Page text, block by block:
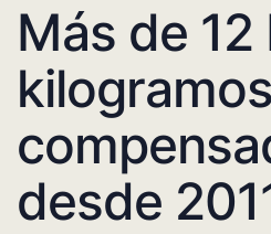
Más de 12
desde